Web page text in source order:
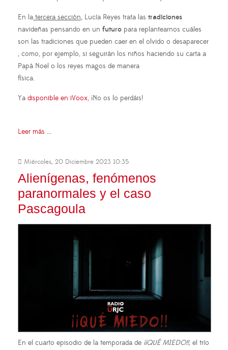
En la tercera sección, Lucía Reyes trata las tradiciones
navideñas pensando en un futuro para replantearnos cuáles
son las tradiciones que pueden caer en el olvido o desaparecer
, como, por ejemplo, si seguirán los niños haciendo su carta a
Papá Noel o los reyes magos de manera
física.
Ya disponible en iVoox, ¡No os lo perdáis!
Leer más ...
Miércoles, 20 Diciembre 2023 10:35
Alienígenas, fenómenos
paranormales y el caso
Pascagoula
En el cuarto episodio de la temporada de ¡¡QUÉ MIEDO!!, el trío